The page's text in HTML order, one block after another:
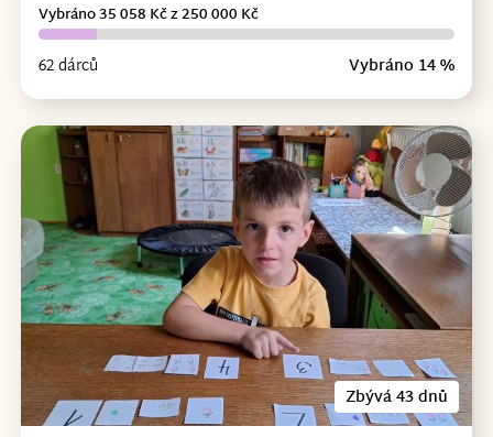
62 dárců Vybráno 14 %
Vybráno 35 058 Kč z 250 000 Kč
Zbývá 43 dnů